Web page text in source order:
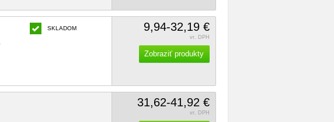
SKLADOM 9,94-32,19 €
vr. DPH
Zobraziť produkty
31,62-41,92 €
vr. DPH